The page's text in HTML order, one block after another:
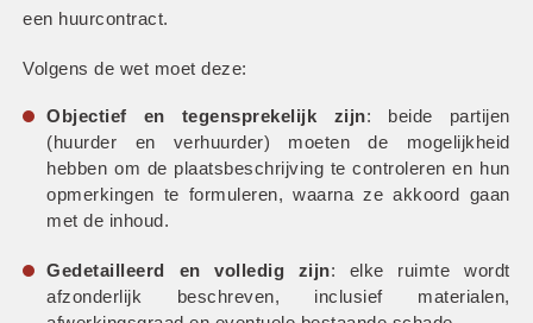
een huurcontract.
Volgens de wet moet deze:
Objectief en tegensprekelijk zijn: beide partijen
(huurder en verhuurder) moeten de mogelijkheid
hebben om de plaatsbeschrijving te controleren en hun
opmerkingen te formuleren, waarna ze akkoord gaan
met de inhoud.
Gedetailleerd en volledig zijn: elke ruimte wordt
afzonderlijk beschreven, inclusief materialen,